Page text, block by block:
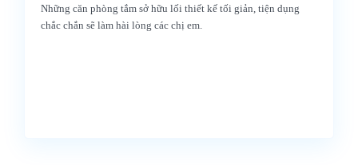
Những căn phòng tắm sở hữu lối thiết kế tối giản, tiện dụng
chắc chắn sẽ làm hài lòng các chị em.